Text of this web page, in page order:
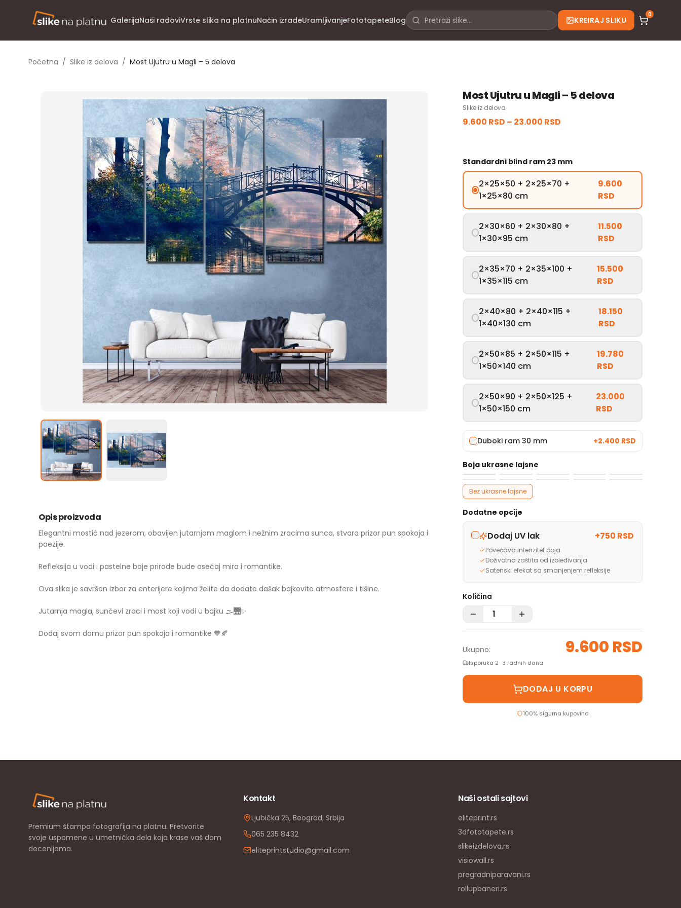
GalerijaNaši radoviVrste slika na platnuNačin izradeUramljivanjeFototapeteBlog KREIRAJ SLIKU
0
Početna / Slike iz delova / Most Ujutru u Magli – 5 delova
Opis proizvoda
Elegantni mostić nad jezerom, obavijen jutarnjom maglom i nežnim zracima sunca, stvara prizor pun spokoja i
poezije.
Refleksija u vodi i pastelne boje prirode bude osećaj mira i romantike.
Ova slika je savršen izbor za enterijere kojima želite da dodate dašak bajkovite atmosfere i tišine.
Jutarnja magla, sunčevi zraci i most koji vodi u bajku 🌫️🌉✨
Dodaj svom domu prizor pun spokoja i romantike 💙🍂
Most Ujutru u Magli – 5 delova
Slike iz delova
9.600 RSD – 23.000 RSD
Standardni blind ram 23 mm
2×25×50 + 2×25×70 +
1×25×80 cm
9.600
RSD
2×30×60 + 2×30×80 +
1×30×95 cm
11.500
RSD
2×35×70 + 2×35×100 +
1×35×115 cm
15.500
RSD
2×40×80 + 2×40×115 +
1×40×130 cm
18.150
RSD
2×50×85 + 2×50×115 +
1×50×140 cm
19.780
RSD
2×50×90 + 2×50×125 +
1×50×150 cm
23.000
RSD
Duboki ram 30 mm +2.400 RSD
Boja ukrasne lajsne
Bez ukrasne lajsne
Dodatne opcije
Dodaj UV lak +750 RSD
Povećava intenzitet boja
Doživotna zaštita od izbleđivanja
Satenski efekat sa smanjenjem refleksije
Količina
Ukupno: 9.600 RSD
Isporuka 2–3 radnih dana
DODAJ U KORPU
100% sigurna kupovina
Premium štampa fotografija na platnu. Pretvorite
svoje uspomene u umetnička dela koja krase vaš dom
decenijama.
Kontakt
Ljubička 25, Beograd, Srbija
065 235 8432
eliteprintstudio@gmail.com
Naši ostali sajtovi
eliteprint.rs
3dfototapete.rs
slikeizdelova.rs
visiowall.rs
pregradniparavani.rs
rollupbaneri.rs